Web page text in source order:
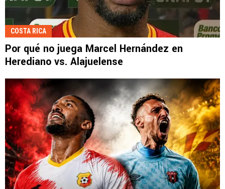
COSTA RICA
Por qué no juega Marcel Hernández en
Herediano vs. Alajuelense